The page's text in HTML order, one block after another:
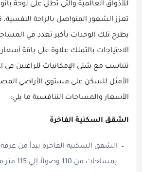
للأذواق العالمية والتي تطل على لوحة
تعزز الشعور المتواصل بالراحة
بطرح تلك الوحدات بأكبر تعدد في
الاحتياجات بالتملك علاوة على باقة
تتناسب مع شتي الإمكانيات للراغبين في
الأمثل للسكن على مستوي الأراضي
الأسعار والمساحات التنافسية ما يلي:
الشقق السكنية الفاخرة
الشقق السكنية الفاخرة تبدأ من
بمساحات